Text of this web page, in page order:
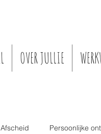
OVER JULLIE
Afscheid Persoonlijke